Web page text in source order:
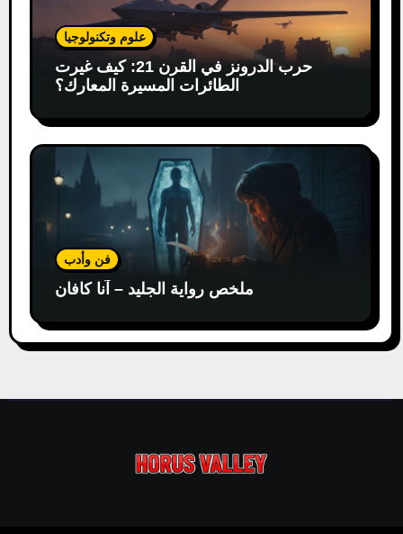
علوم وتكنولوجيا
حرب الدرونز في القرن 21: كيف غيرت
الطائرات المسيرة المعارك؟
فن وأدب
ملخص رواية الجليد – آنا كافان